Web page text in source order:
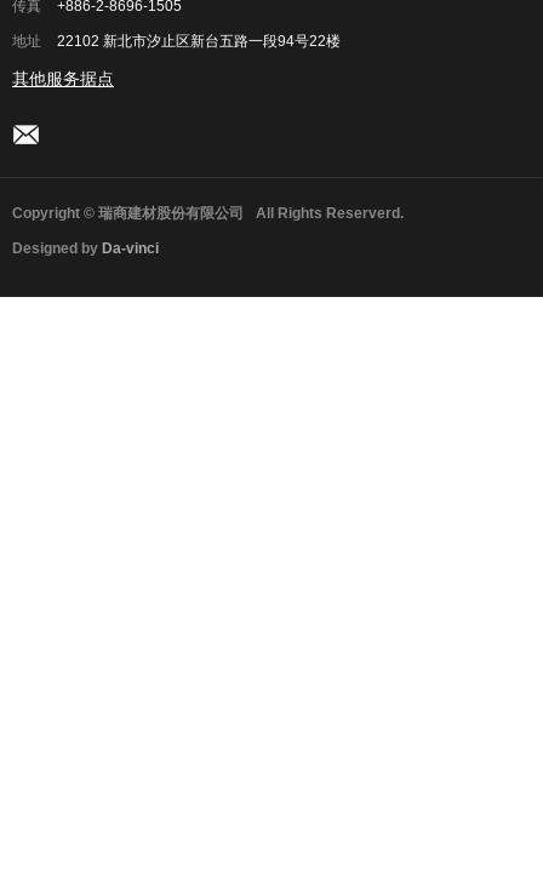
传真 +886-2-8696-1505
地址 22102 新北市汐止区新台五路一段94号22楼
其他服务据点
Copyright © 瑞商建材股份有限公司 All Rights Reserverd.
Designed by Da-vinci